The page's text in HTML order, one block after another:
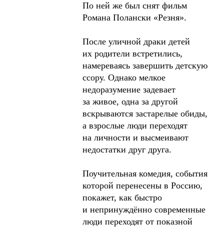
По ней же был снят фильм
Романа Полански «Резня».
После уличной драки детей
их родители встретились,
намереваясь завершить детскую
ссору. Однако мелкое
недоразумение задевает
за живое, одна за другой
вскрываются застарелые обиды,
а взрослые люди переходят
на личности и высмеивают
недостатки друг друга.
Поучительная комедия, события
которой перенесены в Россию,
покажет, как быстро
и непринуждённо современные
люди переходят от показной